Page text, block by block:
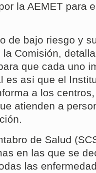
la AEMET para
de bajo riesgo y
Comisión,
que cada uno
es así que el
a los
atienden a
de Salud
en las que se
las